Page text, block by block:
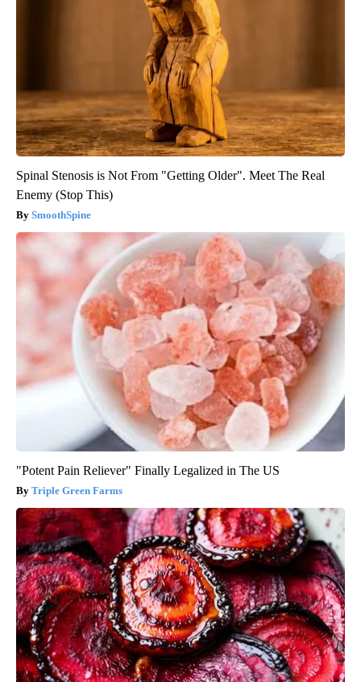
Spinal Stenosis is Not From "Getting Older". Meet The Real
Enemy (Stop This)
SmoothSpine
"Potent Pain Reliever" Finally Legalized in The US
Triple Green Farms